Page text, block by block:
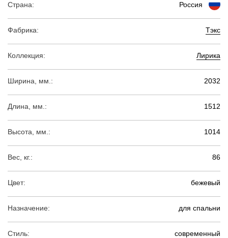
Страна: Россия
Фабрика: Тэкс
Коллекция: Лирика
Ширина, мм.: 2032
Длина, мм.: 1512
Высота, мм.: 1014
Вес, кг.: 86
Цвет: бежевый
Назначение: для спальни
Стиль: современный